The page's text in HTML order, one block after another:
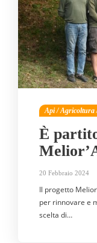
Api / Agricoltura
È
20 Febbraio 2024
Il progetto
per rinnovare e
scelta di…